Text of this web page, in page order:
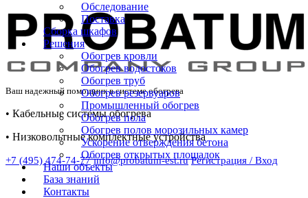
Ваш надежный помощник в системе обогрева
• Кабельные системы обогрева
• Низковольтные комплектные устройства
+7 (495) 474-74-77 info@probatum-est.ru Регистрация / Вход
Обследование
Поставка
Сборка шкафов
Решения
Обогрев кровли
Обогрев водостоков
Обогрев труб
Обогрев резервуаров
Промышленный обогрев
Обогрев пола
Обогрев полов морозильных камер
Ускорение отверждения бетона
Обогрев открытых площадок
Наши объекты
База знаний
Контакты